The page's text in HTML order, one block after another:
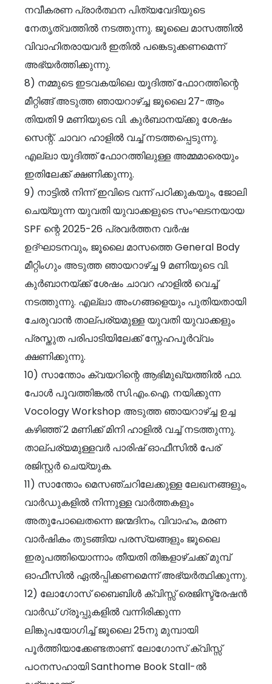
നവീകരണ പ്രാർത്ഥന പിത്യവേദിയുടെ
നേതൃത്വത്തിൽ നടത്തുന്നു. ജൂലൈ മാസത്തിൽ
വിവാഹിതരായവർ ഇതിൽ പങ്കെടുക്കണമെന്ന്
അഭ്യർത്തിക്കുന്നു.
8) നമ്മുടെ ഇടവകയിലെ യൂദിത്ത് ഫോറത്തിന്റെ
മീറ്റിങ്ങ് അടുത്ത ഞായറാഴ്ച്ച ജൂലൈ 27-ആം
തിയതി 9 മണിയുടെ വി. കുർബാനയ്ക്കു ശേഷം
സെന്റ്. ചാവറ ഹാളിൽ വച്ച് നടത്തപ്പെടുന്നു.
എല്ലാ യൂദിത്ത് ഫോറത്തിലുള്ള അമ്മമാരെയും
ഇതിലേക്ക് ക്ഷണിക്കുന്നു.
9) നാട്ടിൽ നിന്ന് ഇവിടെ വന്ന് പഠിക്കുകയും, ജോലി
ചെയ്യുന്ന യുവതി യുവാക്കളുടെ സംഘടനയായ
SPF ന്റെ 2025-26 പ്രവർത്തന വർഷ
ഉദ്ഘാടനവും, ജൂലൈ മാസത്തെ General Body
മീറ്റിംഗും അടുത്ത ഞായറാഴ്ച്ച 9 മണിയുടെ വി.
കുർബാനയ്ക്ക് ശേഷം ചാവറ ഹാളിൽ വെച്ച്
നടത്തുന്നു. എല്ലാ അംഗങ്ങളെയും പുതിയതായി
ചേരുവാൻ താല്പര്യമുള്ള യുവതി യുവാക്കളും
പ്രസ്തുത പരിപാടിയിലേക്ക് സ്നേഹപൂർവ്വം
ക്ഷണിക്കുന്നു.
10) സാന്തോം ക്വയറിന്റെ ആഭിമുഖ്യത്തിൽ ഫാ.
പോൾ പൂവത്തിങ്കൽ സി.എം.ഐ. നയിക്കുന്ന
Vocology Workshop അടുത്ത ഞായറാഴ്ച്ച ഉച്ച
കഴിഞ്ഞ് 2 മണിക്ക് മിനി ഹാളിൽ വച്ച് നടത്തുന്നു.
താല്പര്യമുള്ളവർ പാരിഷ് ഓഫീസിൽ പേര്
രജിസ്റ്റർ ചെയ്യുക.
11) സാന്തോം മെസഞ്ചറിലേക്കുള്ള ലേഖനങ്ങളും,
വാർഡുകളിൽ നിന്നുള്ള വാർത്തകളും
അതുപോലെതന്നെ ജന്മദിനം, വിവാഹം, മരണ
വാർഷികം തുടങ്ങിയ പരസ്യങ്ങളും ജൂലൈ
ഇരുപത്തിയൊന്നാം തീയതി തിങ്കളാഴ്ചക്ക് മുമ്പ്
ഓഫീസിൽ ഏൽപ്പിക്കണമെന്ന് അഭ്യർത്ഥിക്കുന്നു.
12) ലോഗോസ് ബൈബിൾ ക്വിസ്സ് രെജിസ്ട്രേഷൻ
വാർഡ് ഗ്രൂപ്പുകളിൽ വന്നിരിക്കുന്ന
ലിങ്കുപയോഗിച്ച് ജൂലൈ 25നു മുമ്പായി
പൂർത്തിയാക്കേണ്ടതാണ്. ലോഗോസ് ക്വിസ്സ്
പഠനസഹായി Santhome Book Stall-ൽ